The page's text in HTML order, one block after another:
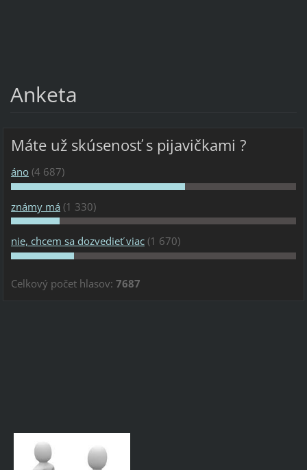
Anketa
Máte už skúsenosť s pijavičkami ?
áno (4 687)
známy má (1 330)
nie, chcem sa dozvedieť viac (1 670)
Celkový počet hlasov: 7687